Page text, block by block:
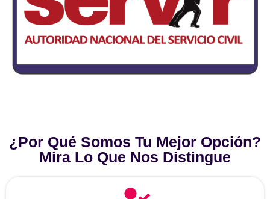
¿Por Qué Somos Tu Mejor Opción?
Mira Lo Que Nos Distingue